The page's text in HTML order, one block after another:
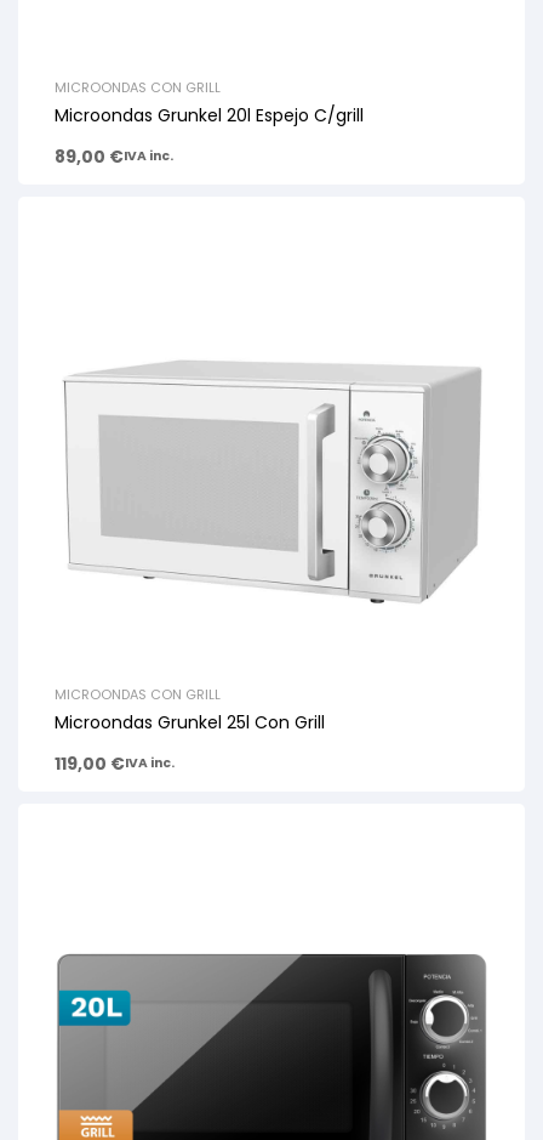
MICROONDAS CON GRILL
Microondas Grunkel 20l Espejo C/grill
89,00 €IVA inc.
MICROONDAS CON GRILL
Microondas Grunkel 25l Con Grill
119,00 €IVA inc.